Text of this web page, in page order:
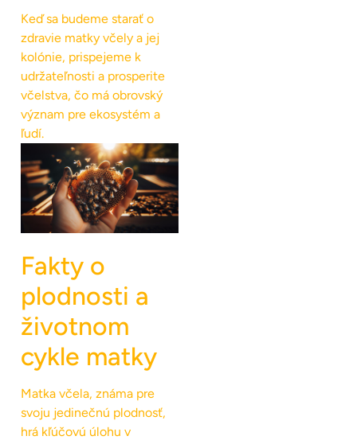
Keď sa budeme starať o
zdravie matky včely a jej
kolónie, prispejeme k
udržateľnosti a prosperite
včelstva, čo má obrovský
význam pre ekosystém a
ľudí.
Fakty o
plodnosti a
životnom
cykle matky
Matka včela, známa pre
svoju jedinečnú plodnosť,
hrá kľúčovú úlohu v